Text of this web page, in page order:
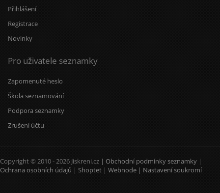
Přihlášení
Registrace
Novinky
Pro uživatele seznamky
Zapomenuté heslo
Škola seznamování
Podpora seznamky
Zrušení účtu
Copyright © 2010 - 2026 Jiskreni.cz | Obchodní podmínky seznamky |
Ochrana osobních údajů | Shoptet | Webnode | Nastavení soukromí